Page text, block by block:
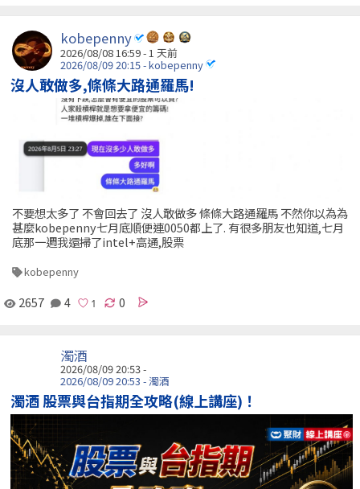
kobepenny
2026/08/08 16:59 - 1 天前
2026/08/09 20:15 - kobepenny
沒人敢做多,條條大路通羅馬!
不要想太多了 不會回去了 沒人敢做多 條條大路通羅馬 不然你以為為
甚麼kobepenny七月底順便連0050都上了. 有很多朋友也知道,七月
底那一週我還掃了intel+高通,股票
kobepenny
2657 4 0
濁酒
2026/08/09 20:53 -
2026/08/09 20:53 - 濁酒
濁酒 股票與台指期全攻略(線上講座)！